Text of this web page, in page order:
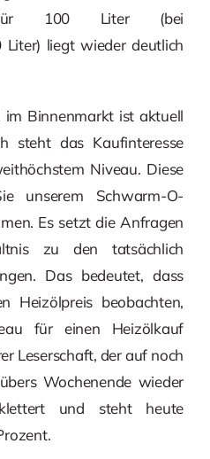
für 100 Liter (bei
Liter) liegt wieder deutlich
im Binnenmarkt ist aktuell
steht das Kaufinteresse
Niveau. Diese
unserem Schwarm-O-
Es setzt die Anfragen
zu den tatsächlich
Das bedeutet, dass
Heizölpreis beobachten,
für einen Heizölkauf
Leserschaft, der auf noch
Wochenende wieder
und steht heute